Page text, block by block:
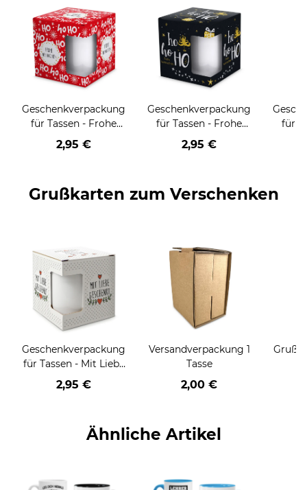
Geschenkverpackung
für Tassen - Frohe
Weihnachten - HO
HO HO - rot
2,95 €
Geschenkverpackung
für Tassen - Frohe
Weihnachten - HO
HO HO - schwarz
2,95 €
für
Grußkarten zum Verschenken
Geschenkverpackung
für Tassen - Mit Liebe
geschenkt
2,95 €
Versandverpackung 1
Tasse
2,00 €
Ähnliche Artikel